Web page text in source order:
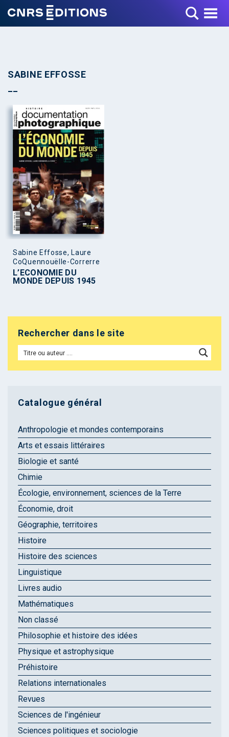
Toggle Menu
SABINE EFFOSSE
Sabine Effosse, Laure
CoQuennouëlle-Correrre
L’ECONOMIE DU
MONDE DEPUIS 1945
Rechercher dans le site
Catalogue général
Anthropologie et mondes contemporains
Arts et essais littéraires
Biologie et santé
Chimie
Écologie, environnement, sciences de la Terre
Économie, droit
Géographie, territoires
Histoire
Histoire des sciences
Linguistique
Livres audio
Mathématiques
Non classé
Philosophie et histoire des idées
Physique et astrophysique
Préhistoire
Relations internationales
Revues
Sciences de l'ingénieur
Sciences politiques et sociologie